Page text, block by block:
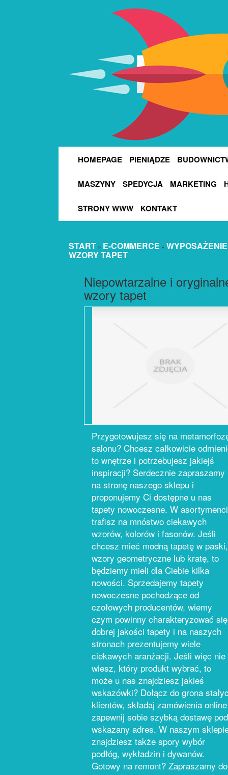
HOMEPAGE PIENIĄDZE
MASZYNY SPEDYCJA MARKETING
STRONY WWW KONTAKT
START » E-COMMERCE »
WZORY TAPET
Niepowtarzalne i
wzory tapet
Przygotowujesz się na
salonu? Chcesz całkowicie
to wnętrze i potrzebujesz jakiejś
inspiracji? Serdecznie zapraszamy
na stronę naszego sklepu i
proponujemy Ci dostępne u nas
tapety nowoczesne. W
trafisz na mnóstwo ciekawych
wzorów, kolorów i fasonów. Jeśli
chcesz mieć modną tapetę w paski,
wzory geometryczne lub kratę, to
będziemy mieli dla Ciebie kilka
nowości. Sprzedajemy tapety
nowoczesne pochodzące od
czołowych producentów, wiemy
czym powinny charakteryzować się
dobrej jakości tapety i na naszych
stronach prezentujemy wiele
ciekawych aranżacji. Jeśli więc nie
wiesz, który produkt wybrać, to
może u nas znajdziesz jakieś
wskazówki? Dołącz do grona
klientów, składaj zamówienia
zapewnij sobie szybką dostawę pod
wskazany adres. W naszym
znajdziesz także spory wybór
podłóg, wykładzin i dywanów.
Gotowy na remont? Zapraszamy do